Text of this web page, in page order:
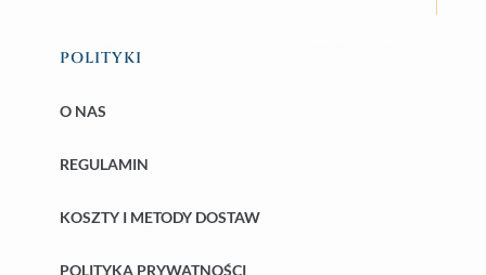
POLITYKI
O NAS
REGULAMIN
KOSZTY I METODY DOSTAW
POLITYKA PRYWATNOŚCI